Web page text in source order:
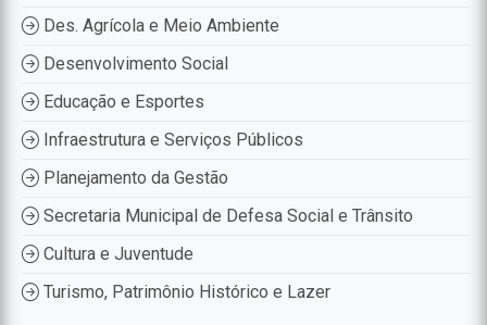
Des. Agrícola e Meio Ambiente
Desenvolvimento Social
Educação e Esportes
Infraestrutura e Serviços Públicos
Planejamento da Gestão
Secretaria Municipal de Defesa Social e Trânsito
Cultura e Juventude
Turismo, Patrimônio Histórico e Lazer